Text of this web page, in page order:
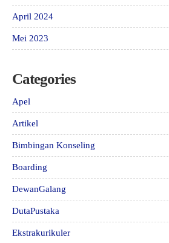
April 2024
Mei 2023
Categories
Apel
Artikel
Bimbingan Konseling
Boarding
DewanGalang
DutaPustaka
Ekstrakurikuler